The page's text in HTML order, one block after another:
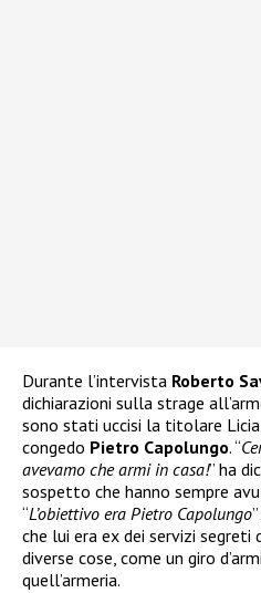
Durante l’intervista Roberto
dichiarazioni sulla strage
sono stati uccisi la titolare Licia
congedo Pietro Capolungo. “
avevamo che armi in casa!” ha
sospetto che hanno sempre
“L’obiettivo era Pietro Capolungo
che lui era ex dei servizi segreti
diverse cose, come un giro
quell’armeria.